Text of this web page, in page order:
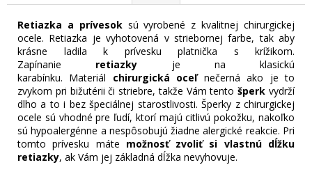
Retiazka a prívesoksú vyrobené z kvalitnej chirurgickej
ocele. Retiazka je vyhotovená v striebornej farbe, tak aby
krásne ladila k prívesku platnička s krížikom.
Zapínanie retiazky je na klasickú
karabínku. Materiál chirurgická oceľnečerná ako je to
zvykom pri bižutérii či striebre, takže Vám tentošperk vydrží
dlho a to i bez špeciálnej starostlivosti. Šperky z chirurgickej
ocele sú vhodné pre ľudí, ktorí majú citlivú pokožku, nakoľko
sú hypoalergénne a nespôsobujú žiadne alergické reakcie. Pri
tomto prívesku máte možnosť zvoliť si vlastnú dĺžku
retiazky, ak Vám jej základná dĺžka nevyhovuje.